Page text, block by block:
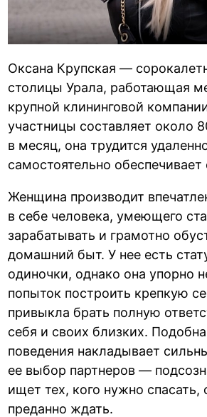
Оксана Крупская —
столицы Урала, работающая
крупной клининговой
участницы составляет около
в месяц, она трудится
самостоятельно обеспечивает
Женщина производит
в себе человека, умеющего
зарабатывать и грамотно
домашний быт. У нее есть
одиночки, однако она упорно
попыток построить крепкую
привыкла брать полную
себя и своих близких.
поведения накладывает
ее выбор партнеров —
ищет тех, кого нужно спасать,
преданно ждать.